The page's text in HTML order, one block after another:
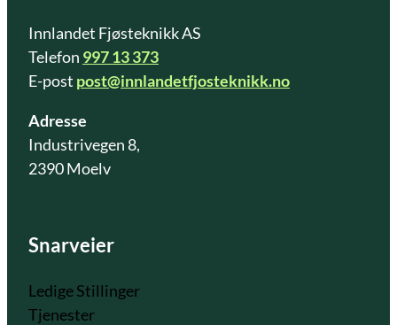
Innlandet Fjøsteknikk AS
Telefon 997 13 373
E-post post@innlandetfjosteknikk.no
Adresse
Industrivegen 8,
2390 Moelv
Snarveier
Ledige Stillinger
Tjenester